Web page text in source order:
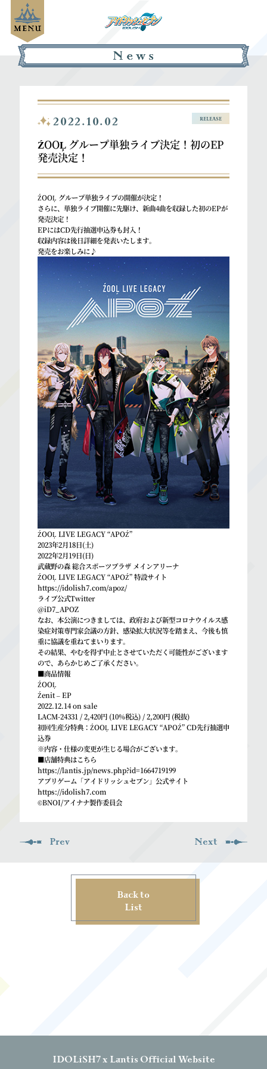
2022.10.02 RELEASE
ŹOOĻ グループ単独ライブ決定！初のEP
発売決定！
ŹOOĻ グループ単独ライブの開催が決定！
さらに、単独ライブ開催に先駆け、新曲4曲を収録した初のEPが
発売決定！
EPにはCD先行抽選申込券も封入！
収録内容は後日詳細を発表いたします。
発売をお楽しみに♪
ŹOOĻ LIVE LEGACY “APOŹ”
2023年2月18日(土)
2022年2月19日(日)
武蔵野の森 総合スポーツプラザ メインアリーナ
ŹOOĻ LIVE LEGACY “APOŹ” 特設サイト
https://idolish7.com/apoz/
ライブ公式Twitter
@iD7_APOZ
なお、本公演につきましては、政府および新型コロナウイルス感
染症対策専門家会議の方針、感染拡大状況等を踏まえ、今後も慎
重に協議を重ねてまいります。
その結果、やむを得ず中止とさせていただく可能性がございます
ので、あらかじめご了承ください。
■商品情報
ŹOOĻ
Źenit – EP
2022.12.14 on sale
LACM-24331 / 2,420円 (10%税込) / 2,200円 (税抜)
初回生産分特典：ŹOOĻ LIVE LEGACY “APOŹ” CD先行抽選申
込券
※内容・仕様の変更が生じる場合がございます。
■店舗特典はこちら
https://lantis.jp/news.php?id=1664719199
アプリゲーム「アイドリッシュセブン」公式サイト
https://idolish7.com
©BNOI/アイナナ製作委員会
Prev Next
Back to
List
IDOLiSH7 x Lantis Official Website